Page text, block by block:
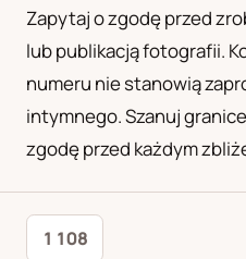
Zapytaj o zgodę przed
lub publikacją fotografii.
numeru nie stanowią
intymnego. Szanuj
zgodę przed każdym
1 108